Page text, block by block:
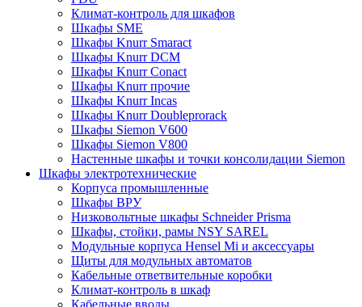
Климат-контроль для шкафов
Шкафы SME
Шкафы Knurr Smaract
Шкафы Knurr DCM
Шкафы Knurr Conact
Шкафы Knurr прочие
Шкафы Knurr Incas
Шкафы Knurr Doubleprorack
Шкафы Siemon V600
Шкафы Siemon V800
Настенные шкафы и точки консолидации Siemon
Шкафы электротехнические
Корпуса промышленные
Шкафы ВРУ
Низковольтные шкафы Schneider Prisma
Шкафы, стойки, рамы NSY SAREL
Модульные корпуса Hensel Mi и аксессуары
Щиты для модульных автоматов
Кабельные ответвительные коробки
Климат-контроль в шкаф
Кабельные вводы